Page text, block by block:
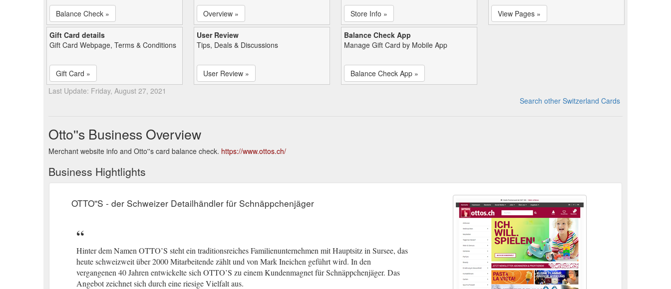
Balance Check » Overview »
Store Info »
View Pages »
Gift Card details
Gift Card Webpage, Terms & Conditions
Gift Card »
User Review
Tips, Deals & Discussions
User Review »
Balance Check App
Manage Gift Card by Mobile App
Balance Check App »
Last Update: Friday, August 27, 2021
Search other Switzerland Cards
Otto''s Business Overview
Merchant website info and Otto''s card balance check. https://www.ottos.ch/
Business Hightlights
OTTO''S - der Schweizer Detailhändler für Schnäppchenjäger
Hinter dem Namen OTTO’S steht ein traditionsreiches Familienunternehmen mit Hauptsitz in Sursee, das
heute schweizweit über 2000 Mitarbeitende zählt und von Mark Ineichen geführt wird. In den
vergangenen 40 Jahren entwickelte sich OTTO’S zu einem Kundenmagnet für Schnäppchenjäger. Das
Angebot zeichnet sich durch eine riesige Vielfalt aus.